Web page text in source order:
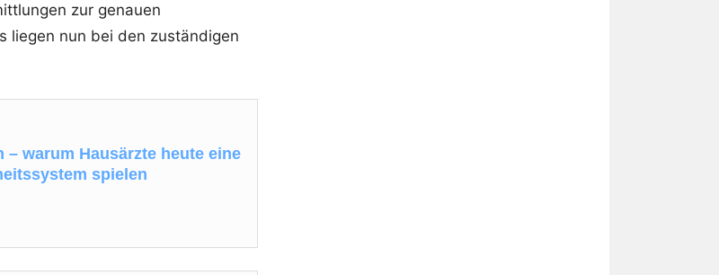
zur genauen
liegen nun bei den zuständigen
warum Hausärzte heute eine
spielen